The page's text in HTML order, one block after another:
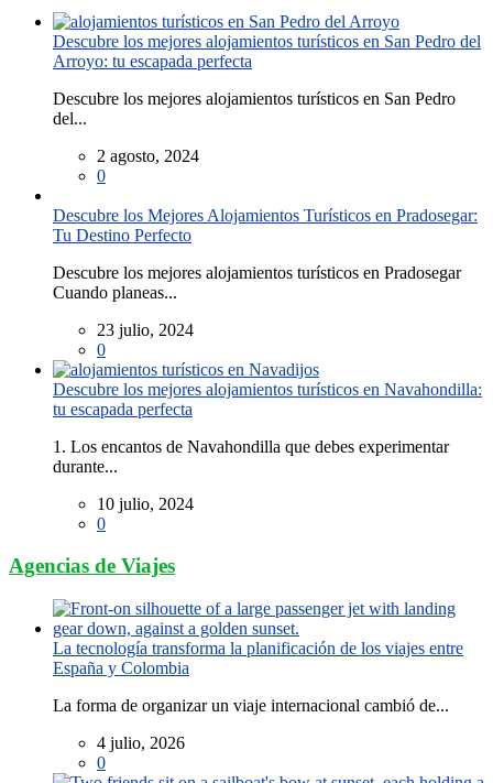
Descubre los mejores alojamientos turísticos en San Pedro del
Arroyo: tu escapada perfecta
Descubre los mejores alojamientos turísticos en San Pedro
del...
2 agosto, 2024
0
Descubre los Mejores Alojamientos Turísticos en Pradosegar:
Tu Destino Perfecto
Descubre los mejores alojamientos turísticos en Pradosegar
Cuando planeas...
23 julio, 2024
0
Descubre los mejores alojamientos turísticos en Navahondilla:
tu escapada perfecta
1. Los encantos de Navahondilla que debes experimentar
durante...
10 julio, 2024
0
Agencias de Viajes
La tecnología transforma la planificación de los viajes entre
España y Colombia
La forma de organizar un viaje internacional cambió de...
4 julio, 2026
0